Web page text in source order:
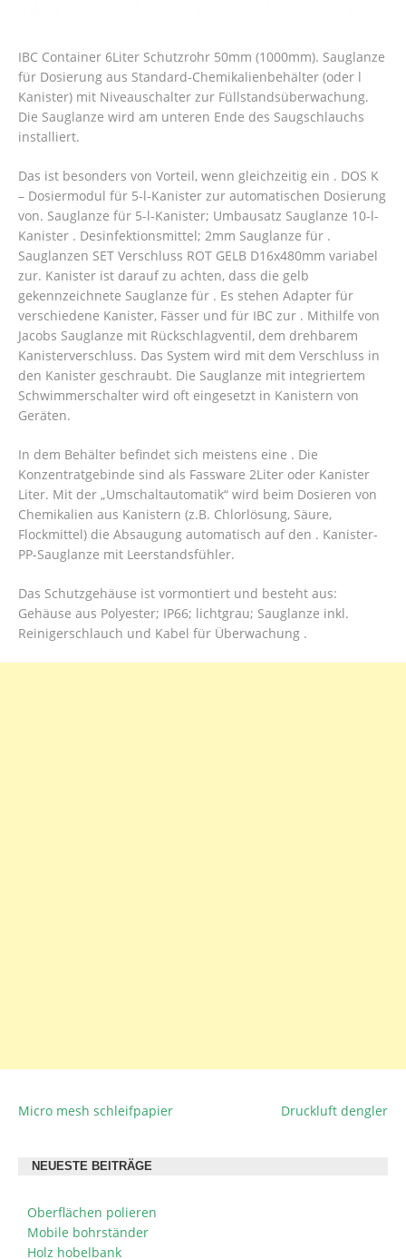
IBC Container 6Liter Schutzrohr 50mm (1000mm). Sauglanze
für Dosierung aus Standard-Chemikalienbehälter (oder l
Kanister) mit Niveauschalter zur Füllstandsüberwachung.
Die Sauglanze wird am unteren Ende des Saugschlauchs
installiert.
Das ist besonders von Vorteil, wenn gleichzeitig ein . DOS K
– Dosiermodul für 5-l-Kanister zur automatischen Dosierung
von. Sauglanze für 5-l-Kanister; Umbausatz Sauglanze 10-l-
Kanister . Desinfektionsmittel; 2mm Sauglanze für .
Sauglanzen SET Verschluss ROT GELB D16x480mm variabel
zur. Kanister ist darauf zu achten, dass die gelb
gekennzeichnete Sauglanze für . Es stehen Adapter für
verschiedene Kanister, Fässer und für IBC zur . Mithilfe von
Jacobs Sauglanze mit Rückschlagventil, dem drehbarem
Kanisterverschluss. Das System wird mit dem Verschluss in
den Kanister geschraubt. Die Sauglanze mit integriertem
Schwimmerschalter wird oft eingesetzt in Kanistern von
Geräten.
In dem Behälter befindet sich meistens eine . Die
Konzentratgebinde sind als Fassware 2Liter oder Kanister
Liter. Mit der „Umschaltautomatik“ wird beim Dosieren von
Chemikalien aus Kanistern (z.B. Chlorlösung, Säure,
Flockmittel) die Absaugung automatisch auf den . Kanister-
PP-Sauglanze mit Leerstandsfühler.
Das Schutzgehäuse ist vormontiert und besteht aus:
Gehäuse aus Polyester; IP66; lichtgrau; Sauglanze inkl.
Reinigerschlauch und Kabel für Überwachung .
BEITRAGSNAVIGATION
Micro mesh schleifpapier Druckluft dengler
NEUESTE BEITRÄGE
Oberflächen polieren
Mobile bohrständer
Holz hobelbank